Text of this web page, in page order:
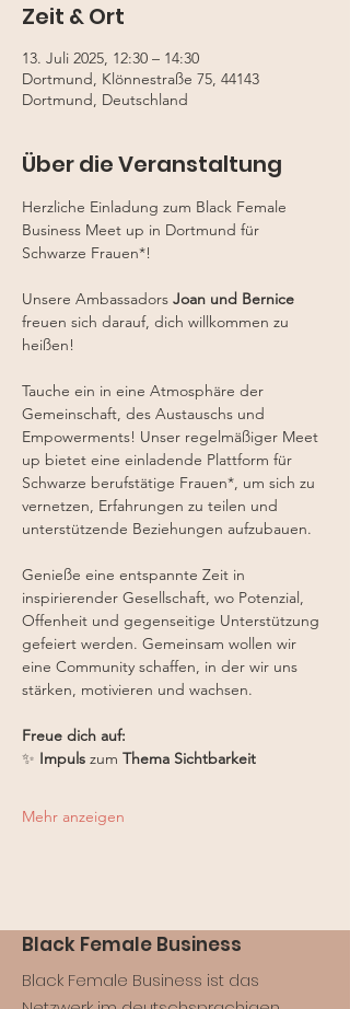
Zeit & Ort
13. Juli 2025, 12:30 – 14:30
Dortmund, Klönnestraße 75, 44143
Dortmund, Deutschland
Über die Veranstaltung
Herzliche Einladung zum Black Female
Business Meet up in Dortmund für
Schwarze Frauen*!
Unsere Ambassadors Joan und Bernice
freuen sich darauf, dich willkommen zu
heißen!
Tauche ein in eine Atmosphäre der
Gemeinschaft, des Austauschs und
Empowerments! Unser regelmäßiger Meet
up bietet eine einladende Plattform für
Schwarze berufstätige Frauen*, um sich zu
vernetzen, Erfahrungen zu teilen und
unterstützende Beziehungen aufzubauen.
Genieße eine entspannte Zeit in
inspirierender Gesellschaft, wo Potenzial,
Offenheit und gegenseitige Unterstützung
gefeiert werden. Gemeinsam wollen wir
eine Community schaffen, in der wir uns
stärken, motivieren und wachsen.
Freue dich auf:
✨ Impuls zum Thema Sichtbarkeit
Mehr anzeigen
Black Female Business
Black Female Business ist das